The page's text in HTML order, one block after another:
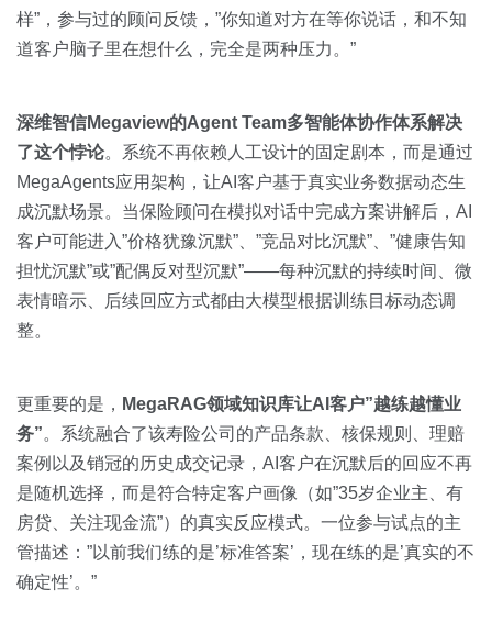
样”，参与过的顾问反馈，”你知道对方在等你说话，和不知
道客户脑子里在想什么，完全是两种压力。”
深维智信Megaview的Agent Team多智能体协作体系解决
了这个悖论。系统不再依赖人工设计的固定剧本，而是通过
MegaAgents应用架构，让AI客户基于真实业务数据动态生
成沉默场景。当保险顾问在模拟对话中完成方案讲解后，AI
客户可能进入”价格犹豫沉默”、”竞品对比沉默”、”健康告知
担忧沉默”或”配偶反对型沉默”——每种沉默的持续时间、微
表情暗示、后续回应方式都由大模型根据训练目标动态调
整。
更重要的是， MegaRAG领域知识库让AI客户”越练越懂业
务”。系统融合了该寿险公司的产品条款、核保规则、理赔
案例以及销冠的历史成交记录，AI客户在沉默后的回应不再
是随机选择，而是符合特定客户画像（如”35岁企业主、有
房贷、关注现金流”）的真实反应模式。一位参与试点的主
管描述：”以前我们练的是’标准答案’，现在练的是’真实的不
确定性’。”